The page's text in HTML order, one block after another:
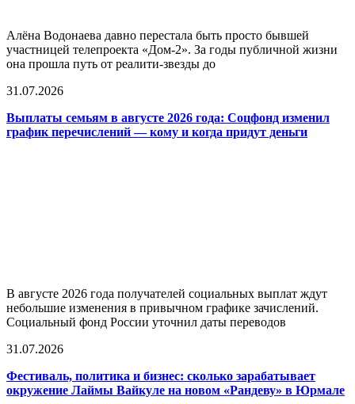
Алёна Водонаева давно перестала быть просто бывшей
участницей телепроекта «Дом-2». За годы публичной жизни
она прошла путь от реалити-звезды до
31.07.2026
Выплаты семьям в августе 2026 года: Соцфонд изменил
график перечислений — кому и когда придут деньги
В августе 2026 года получателей социальных выплат ждут
небольшие изменения в привычном графике зачислений.
Социальный фонд России уточнил даты переводов
31.07.2026
Фестиваль, политика и бизнес: сколько зарабатывает
окружение Лаймы Вайкуле на новом «Рандеву» в Юрмале